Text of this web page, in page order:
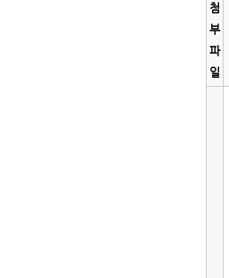
첨
부
파
일